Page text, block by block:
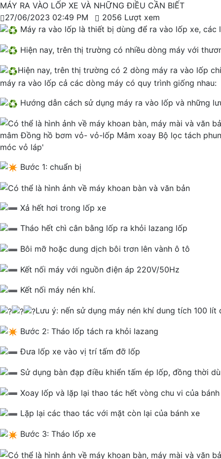
MÁY RA VÀO LỐP XE VÀ NHỮNG ĐIỀU CẦN BIẾT
27/06/2023 02:49 PM
2056 Lượt xem
Máy ra vào lốp là thiết bị dùng để ra vào lốp xe,
Hiện nay, trên thị trường có nhiều dòng máy với
Hiện nay, trên thị trường có 2 dòng máy ra vào lốp
máy ra vào lốp cả các dòng máy có quy trình giống nhau:
Hướng dẫn cách sử dụng máy ra vào lốp và những
Bước 1: chuẩn bị
Xả hết hơi trong lốp xe
Tháo hết chì cân bằng lốp ra khỏi lazang lốp
Bôi mỡ hoặc dung dịch bôi trơn lên vành ô tô
Kết nối máy với nguồn điện áp 220V/50Hz
Kết nối máy nén khí.
Lưu ý: nến sử dụng máy nén khí dung tích 100
Bước 2: Tháo lốp tách ra khỏi lazang
Đưa lốp xe vào vị trí tấm đỡ lốp
Sử dụng bàn đạp điều khiển tấm ép lốp, đồng thời
Xoay lốp và lặp lại thao tác hết vòng chu vi của
Lặp lại các thao tác với mặt còn lại của bánh xe
Bước 3: Tháo lốp xe